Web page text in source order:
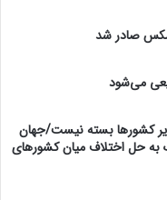
می‌شود
کشورها بسته نیست/جهان
به حل اختلاف میان کشورهای